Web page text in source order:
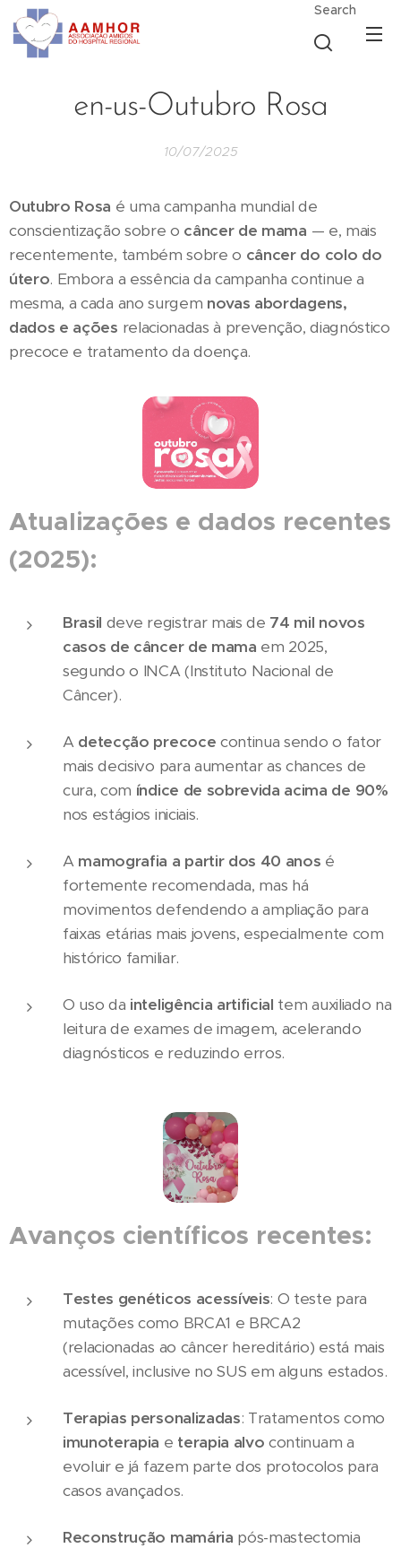
Search
en-us-Outubro Rosa
10/07/2025
Outubro Rosa é uma campanha mundial de
conscientização sobre o câncer de mama — e, mais
recentemente, também sobre o câncer do colo do
útero. Embora a essência da campanha continue a
mesma, a cada ano surgem novas abordagens,
dados e ações relacionadas à prevenção, diagnóstico
precoce e tratamento da doença.
Atualizações e dados recentes
(2025):
Brasil deve registrar mais de 74 mil novos
casos de câncer de mama em 2025,
segundo o INCA (Instituto Nacional de
Câncer).
A detecção precoce continua sendo o fator
mais decisivo para aumentar as chances de
cura, com índice de sobrevida acima de 90%
nos estágios iniciais.
A mamografia a partir dos 40 anos é
fortemente recomendada, mas há
movimentos defendendo a ampliação para
faixas etárias mais jovens, especialmente com
histórico familiar.
O uso da inteligência artificial tem auxiliado na
leitura de exames de imagem, acelerando
diagnósticos e reduzindo erros.
Avanços científicos recentes:
Testes genéticos acessíveis: O teste para
mutações como BRCA1 e BRCA2
(relacionadas ao câncer hereditário) está mais
acessível, inclusive no SUS em alguns estados.
Terapias personalizadas: Tratamentos como
imunoterapia e terapia alvo continuam a
evoluir e já fazem parte dos protocolos para
casos avançados.
Reconstrução mamária pós-mastectomia